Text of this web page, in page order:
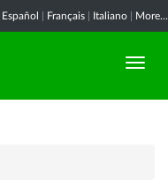
Español Français Italiano More...